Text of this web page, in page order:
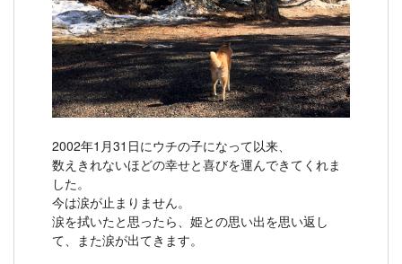
2002年1月31日にウチの子になって以来、
数えきれないほどの幸せと喜びを運んできてくれま
した。
今は涙が止まりません。
涙を拭いたと思ったら、姫との思い出を思い返し
て、また涙が出てきます。